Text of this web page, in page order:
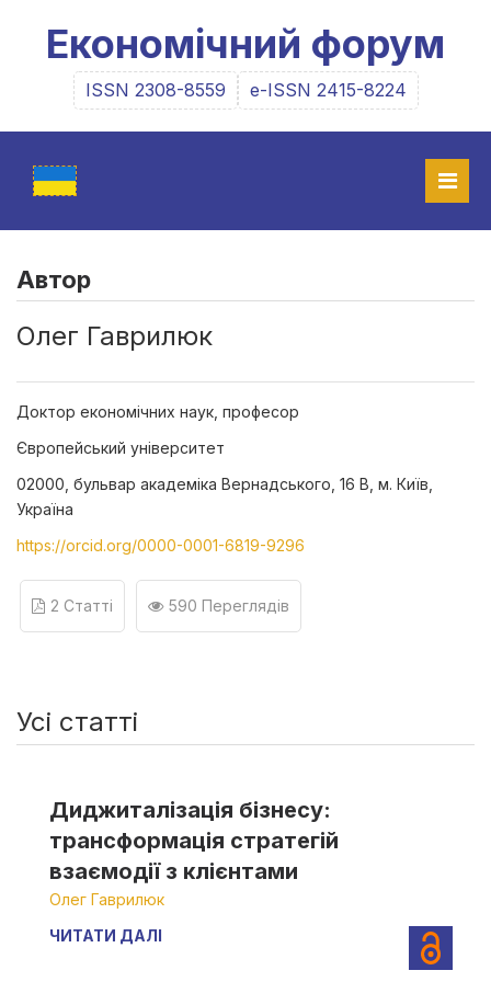
Економічний форум
ISSN 2308-8559 e-ISSN 2415-8224
Автор
Олег Гаврилюк
Доктор економічних наук, професор
Європейський університет
02000, бульвар академіка Вернадського, 16 В, м. Київ,
Україна
https://orcid.org/0000-0001-6819-9296
2 Статті 590 Переглядів
Усі статті
Диджиталізація бізнесу:
трансформація стратегій
взаємодії з клієнтами
Олег Гаврилюк
ЧИТАТИ ДАЛІ